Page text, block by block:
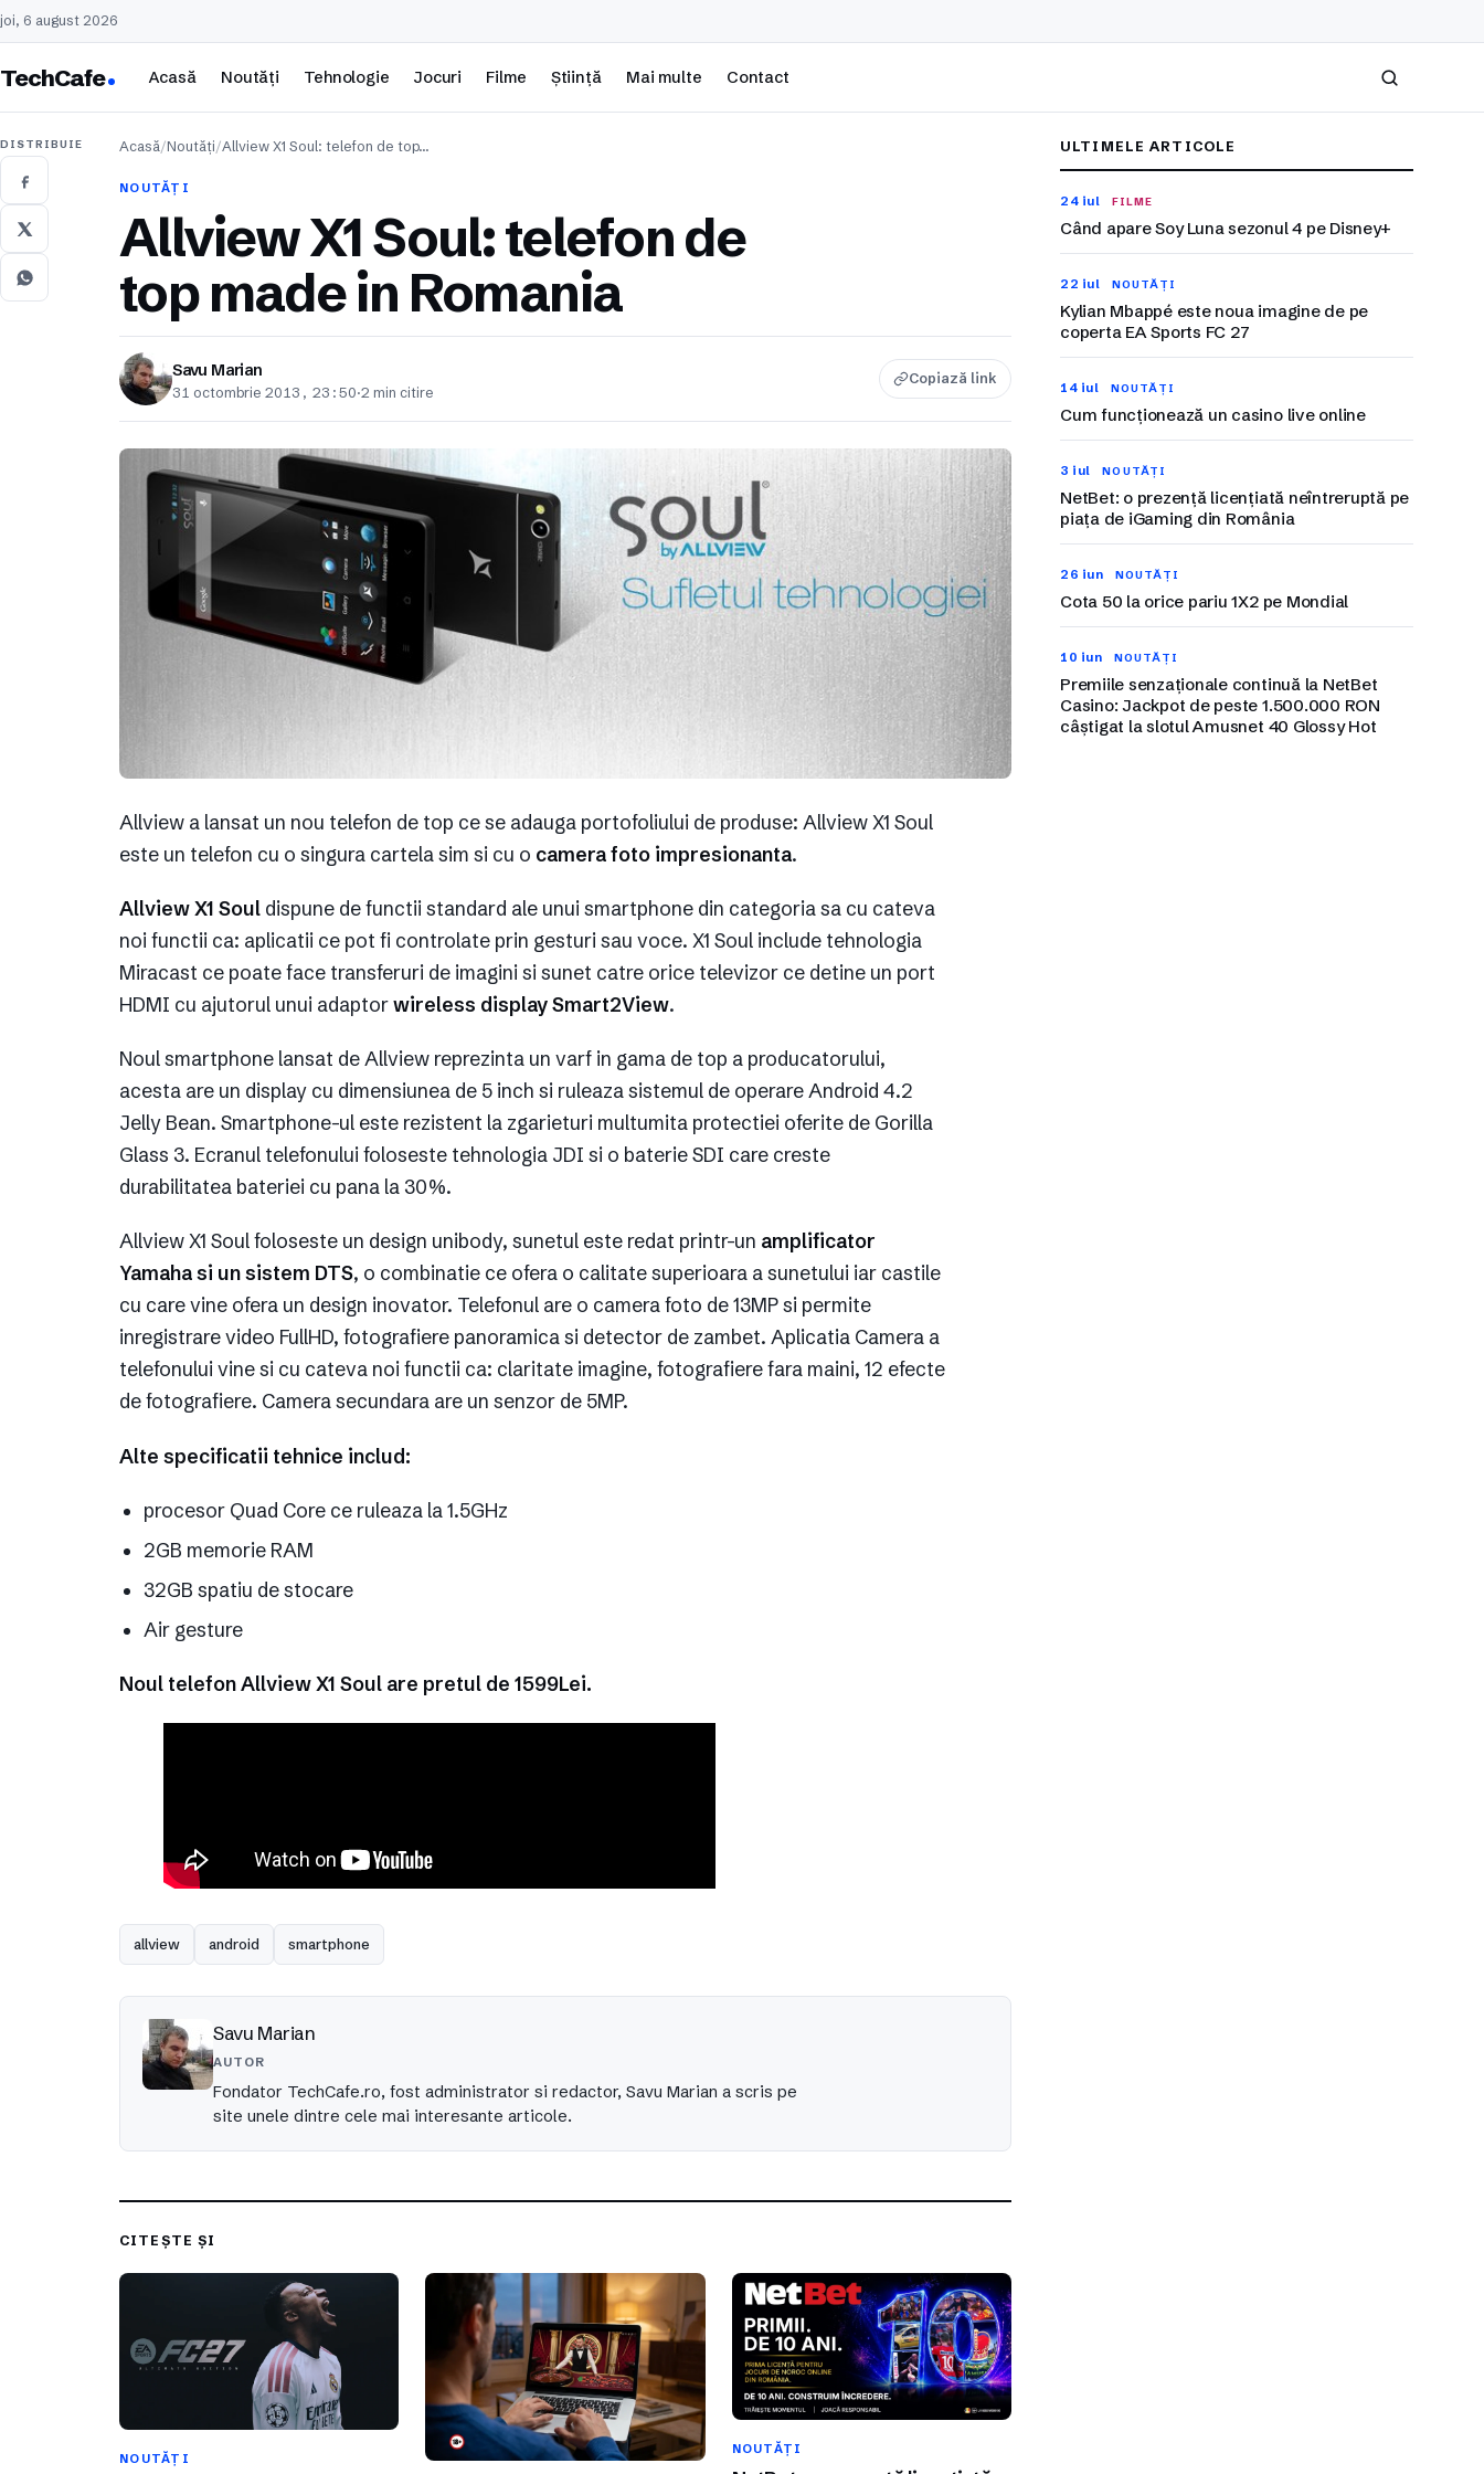
joi, 6 august 2026
TechCafe Acasă Noutăți Tehnologie Jocuri Filme Știință Mai multe Contact
Caută
DISTRIBUIE Acasă/Noutăți/Allview X1 Soul: telefon de top…
NOUTĂȚI
Allview X1 Soul: telefon de
top made in Romania
Savu Marian
31 octombrie 2013, 23:50·2 min citire
Copiază link
Allview a lansat un nou telefon de top ce se adauga portofoliului de produse: Allview X1 Soul
este un telefon cu o singura cartela sim si cu o camera foto impresionanta.
Allview X1 Soul dispune de functii standard ale unui smartphone din categoria sa cu cateva
noi functii ca: aplicatii ce pot fi controlate prin gesturi sau voce. X1 Soul include tehnologia
Miracast ce poate face transferuri de imagini si sunet catre orice televizor ce detine un port
HDMI cu ajutorul unui adaptorwireless display Smart2View.
Noul smartphone lansat de Allview reprezinta un varf in gama de top a producatorului,
acesta are un display cu dimensiunea de 5 inch si ruleaza sistemul de operare Android 4.2
Jelly Bean. Smartphone-ul este rezistent la zgarieturi multumita protectiei oferite de Gorilla
Glass 3. Ecranul telefonului foloseste tehnologia JDI si o baterie SDI care creste
durabilitatea bateriei cu pana la 30%.
Allview X1 Soul foloseste un design unibody, sunetul este redat printr-un amplificator
Yamaha si un sistem DTS, o combinatie ce ofera o calitate superioara a sunetului iar castile
cu care vine ofera un design inovator. Telefonul are o camera foto de 13MP si permite
inregistrare video FullHD, fotografiere panoramica si detector de zambet. Aplicatia Camera a
telefonului vine si cu cateva noi functii ca: claritate imagine, fotografiere fara maini, 12 efecte
de fotografiere. Camera secundara are un senzor de 5MP.
Alte specificatii tehnice includ:
procesor Quad Core ce ruleaza la 1.5GHz
2GB memorie RAM
32GB spatiu de stocare
Air gesture
Noul telefon Allview X1 Soul are pretul de 1599Lei.
allview android smartphone
Savu Marian
AUTOR
Fondator TechCafe.ro, fost administrator si redactor, Savu Marian a scris pe
site unele dintre cele mai interesante articole.
CITEȘTE ȘI
NOUTĂȚI
NOUTĂȚI
ULTIMELE ARTICOLE
24 iul FILME
Când apare Soy Luna sezonul 4 pe Disney+
22 iul NOUTĂȚI
Kylian Mbappé este noua imagine de pe
coperta EA Sports FC 27
14 iul NOUTĂȚI
Cum funcționează un casino live online
3 iul NOUTĂȚI
NetBet: o prezență licențiată neîntreruptă pe
piața de iGaming din România
26 iun NOUTĂȚI
Cota 50 la orice pariu 1X2 pe Mondial
10 iun NOUTĂȚI
Premiile senzaționale continuă la NetBet
Casino: Jackpot de peste 1.500.000 RON
câștigat la slotul Amusnet 40 Glossy Hot